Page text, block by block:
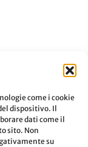
come i cookie
dispositivo. Il
dati come il
sito. Non
su